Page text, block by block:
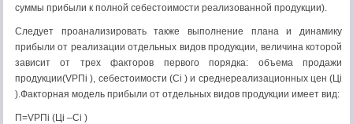
суммы прибыли к полной себестоимости реализованной продукции).
Следует проанализировать также выполнение плана и динамику
прибыли от реализации отдельных видов продукции, величина которой
зависит от трех факторов первого порядка: объема продажи
продукции(VРПi ), себестоимости (Сi ) и среднереализационных цен (Цi
).Факторная модель прибыли от отдельных видов продукции имеет вид:
П=VРПi (Цi –Сi )